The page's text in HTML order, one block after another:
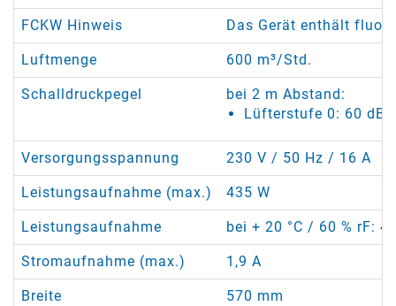
FCKW Hinweis Das Gerät enthält
Luftmenge 600 m³/Std.
Schalldruckpegel
bei 2 m Abstand:
Lüfterstufe 0: 60
Versorgungsspannung 230 V / 50 Hz / 16 A
Leistungsaufnahme (max.) 435 W
Leistungsaufnahme bei + 20 °C / 60 % rF:
Stromaufnahme (max.) 1,9 A
Breite 570 mm